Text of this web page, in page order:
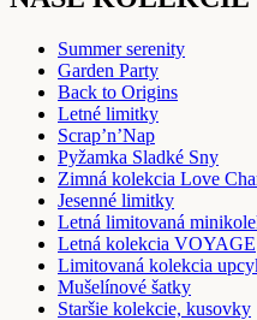
Summer serenity
Garden Party
Back to Origins
Letné limitky
Scrap’n’Nap
Pyžamka Sladké Sny
Zimná kolekcia Love
Jesenné limitky
Letná limitovaná
Letná kolekcia VOYAGE
Limitovaná kolekcia
Mušelínové šatky
Staršie kolekcie, kusovky